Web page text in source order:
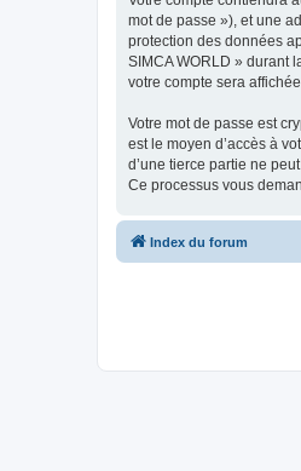
mot de passe »), et une
protection des données
SIMCA WORLD » durant
votre compte sera
Votre mot de passe est
est le moyen d’accès à
d’une tierce partie ne
Ce processus vous
Index du forum